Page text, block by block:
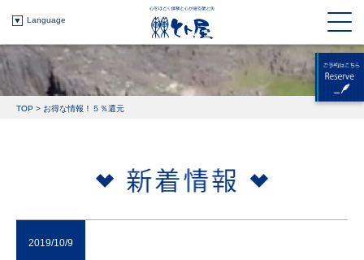
Language
TOP > お得な情報！５％還元
2019/10/9